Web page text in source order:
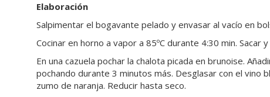
Elaboración
Salpimentar el bogavante pelado y envasar al vacío en
Cocinar en horno a vapor a 85ºC durante 4:30 min. Sacar
En una cazuela pochar la chalota picada en brunoise.
pochando durante 3 minutos más. Desglasar con el vino
zumo de naranja. Reducir hasta seco.